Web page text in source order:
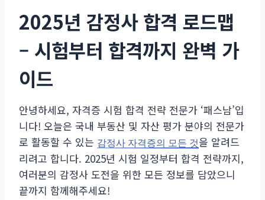
2025년 감정사 합격 로드맵
– 시험부터 합격까지 완벽 가
이드
안녕하세요, 자격증 시험 합격 전략 전문가 ‘패스남’입
니다! 오늘은 국내 부동산 및 자산 평가 분야의 전문가
로 활동할 수 있는 감정사 자격증의 모든 것을 알려드
리려고 합니다. 2025년 시험 일정부터 합격 전략까지,
여러분의 감정사 도전을 위한 모든 정보를 담았으니
끝까지 함께해주세요!